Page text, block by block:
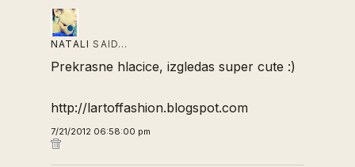
NATALI SAID…
Prekrasne hlacice, izgledas super cute :)
http://lartoffashion.blogspot.com
7/21/2012 06:58:00 pm